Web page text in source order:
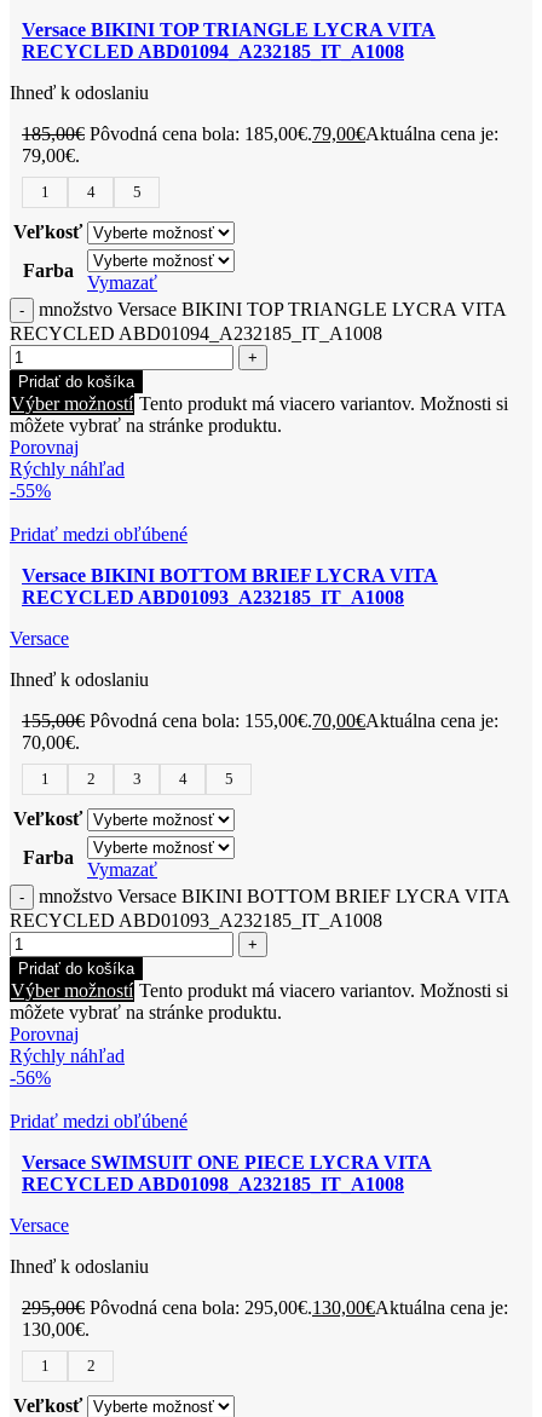
Versace BIKINI TOP TRIANGLE LYCRA VITA
RECYCLED ABD01094_A232185_IT_A1008
Ihneď k odoslaniu
185,00€ Pôvodná cena bola: 185,00€.79,00€Aktuálna cena je:
79,00€.
1 4 5
Veľkosť
Farba
Vymazať
množstvo Versace BIKINI TOP TRIANGLE LYCRA VITA
RECYCLED ABD01094_A232185_IT_A1008
Pridať do košíka
Výber možností Tento produkt má viacero variantov. Možnosti si
môžete vybrať na stránke produktu.
Porovnaj
Rýchly náhľad
-55%
Pridať medzi obľúbené
Versace BIKINI BOTTOM BRIEF LYCRA VITA
RECYCLED ABD01093_A232185_IT_A1008
Versace
Ihneď k odoslaniu
155,00€ Pôvodná cena bola: 155,00€.70,00€Aktuálna cena je:
70,00€.
1 2 3 4 5
Veľkosť
Farba
Vymazať
množstvo Versace BIKINI BOTTOM BRIEF LYCRA VITA
RECYCLED ABD01093_A232185_IT_A1008
Pridať do košíka
Výber možností Tento produkt má viacero variantov. Možnosti si
môžete vybrať na stránke produktu.
Porovnaj
Rýchly náhľad
-56%
Pridať medzi obľúbené
Versace SWIMSUIT ONE PIECE LYCRA VITA
RECYCLED ABD01098_A232185_IT_A1008
Versace
Ihneď k odoslaniu
295,00€ Pôvodná cena bola: 295,00€.130,00€Aktuálna cena je:
130,00€.
1 2
Veľkosť